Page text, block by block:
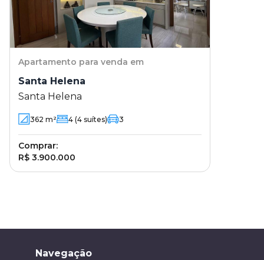
Apartamento para venda em
Santa Helena
Santa Helena
362 m² 4 (4 suítes) 3
Comprar:
R$ 3.900.000
Navegação